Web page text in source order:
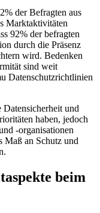
der Befragten aus
Marktaktivitäten
92% der befragten
durch die Präsenz
wird. Bedenken
sind weit
Datenschutzrichtlinien
Datensicherheit und
haben, jedoch
-organisationen
Maß an Schutz und
beim